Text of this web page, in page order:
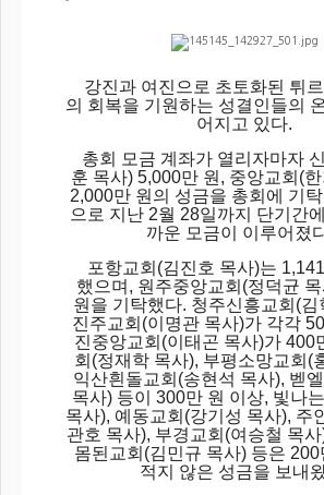
강진과 여진으로 초토화된 튀
의 회복을 기원하는 성결인들의
어지고 있다.
총회 모금 계좌가 열리자마자
훈 목사) 5,000만 원, 중앙교회(
2,000만 원의 성금을 총회에 기
으로 지난 2월 28일까지 단기간
까운 모금이 이루어졌
포항교회(김진호 목사)는
했으며, 원주중앙교회(정덕균
원을 기탁했다. 청주신흥교회(김
진주교회(이명관 목사)가 각각
진중앙교회(이태곤 목사)가 400
회(정재학 목사), 부평소망교회(
익산흰돌교회(송현석 목사), 벧
목사) 등이 300만 원 이상, 빛나
목사), 예동교회(강기성 목사), 주
관호 목사), 부경교회(여승철 목사
몸된교회(김민규 목사) 등은 200
적지 않은 성금을 보내